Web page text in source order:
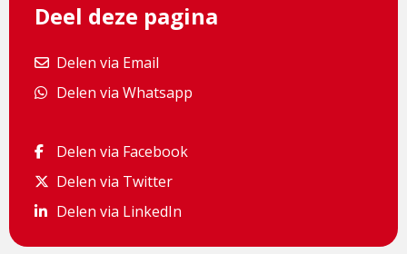
Deel deze pagina
Delen via Email
Delen via Email
Delen via Whatsapp
Delen via Whatsapp
Delen via Facebook
Delen via Facebook
Delen via Twitter
Delen via Twitter
Delen via LinkedIn
Delen via LinkedIn